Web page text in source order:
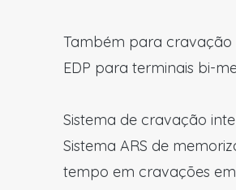
Também para
EDP para terminais bi-
Sistema de cravação
Sistema ARS de
tempo em cravações em